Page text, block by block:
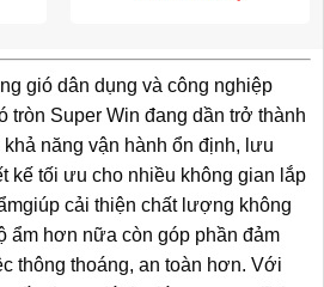
gió dân dụng và công nghiệp
tròn Super Win đang dần trở thành
năng vận hành ổn định, lưu
kế tối ưu cho nhiều không gian lắp
cải thiện chất lượng không
ẩm hơn nữa còn góp phần đảm
thông thoáng, an toàn hơn. Với